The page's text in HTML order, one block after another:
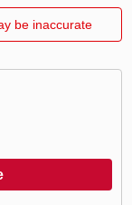
be inaccurate